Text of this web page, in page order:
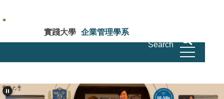
to
main
實踐大學 企業管理學系
Department of Business Administration ShihChien University
Search